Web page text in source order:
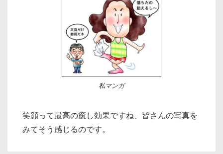
私マンガ
笑顔って最高の癒し効果ですね、皆さんの写真を
みてそう感じるのです。